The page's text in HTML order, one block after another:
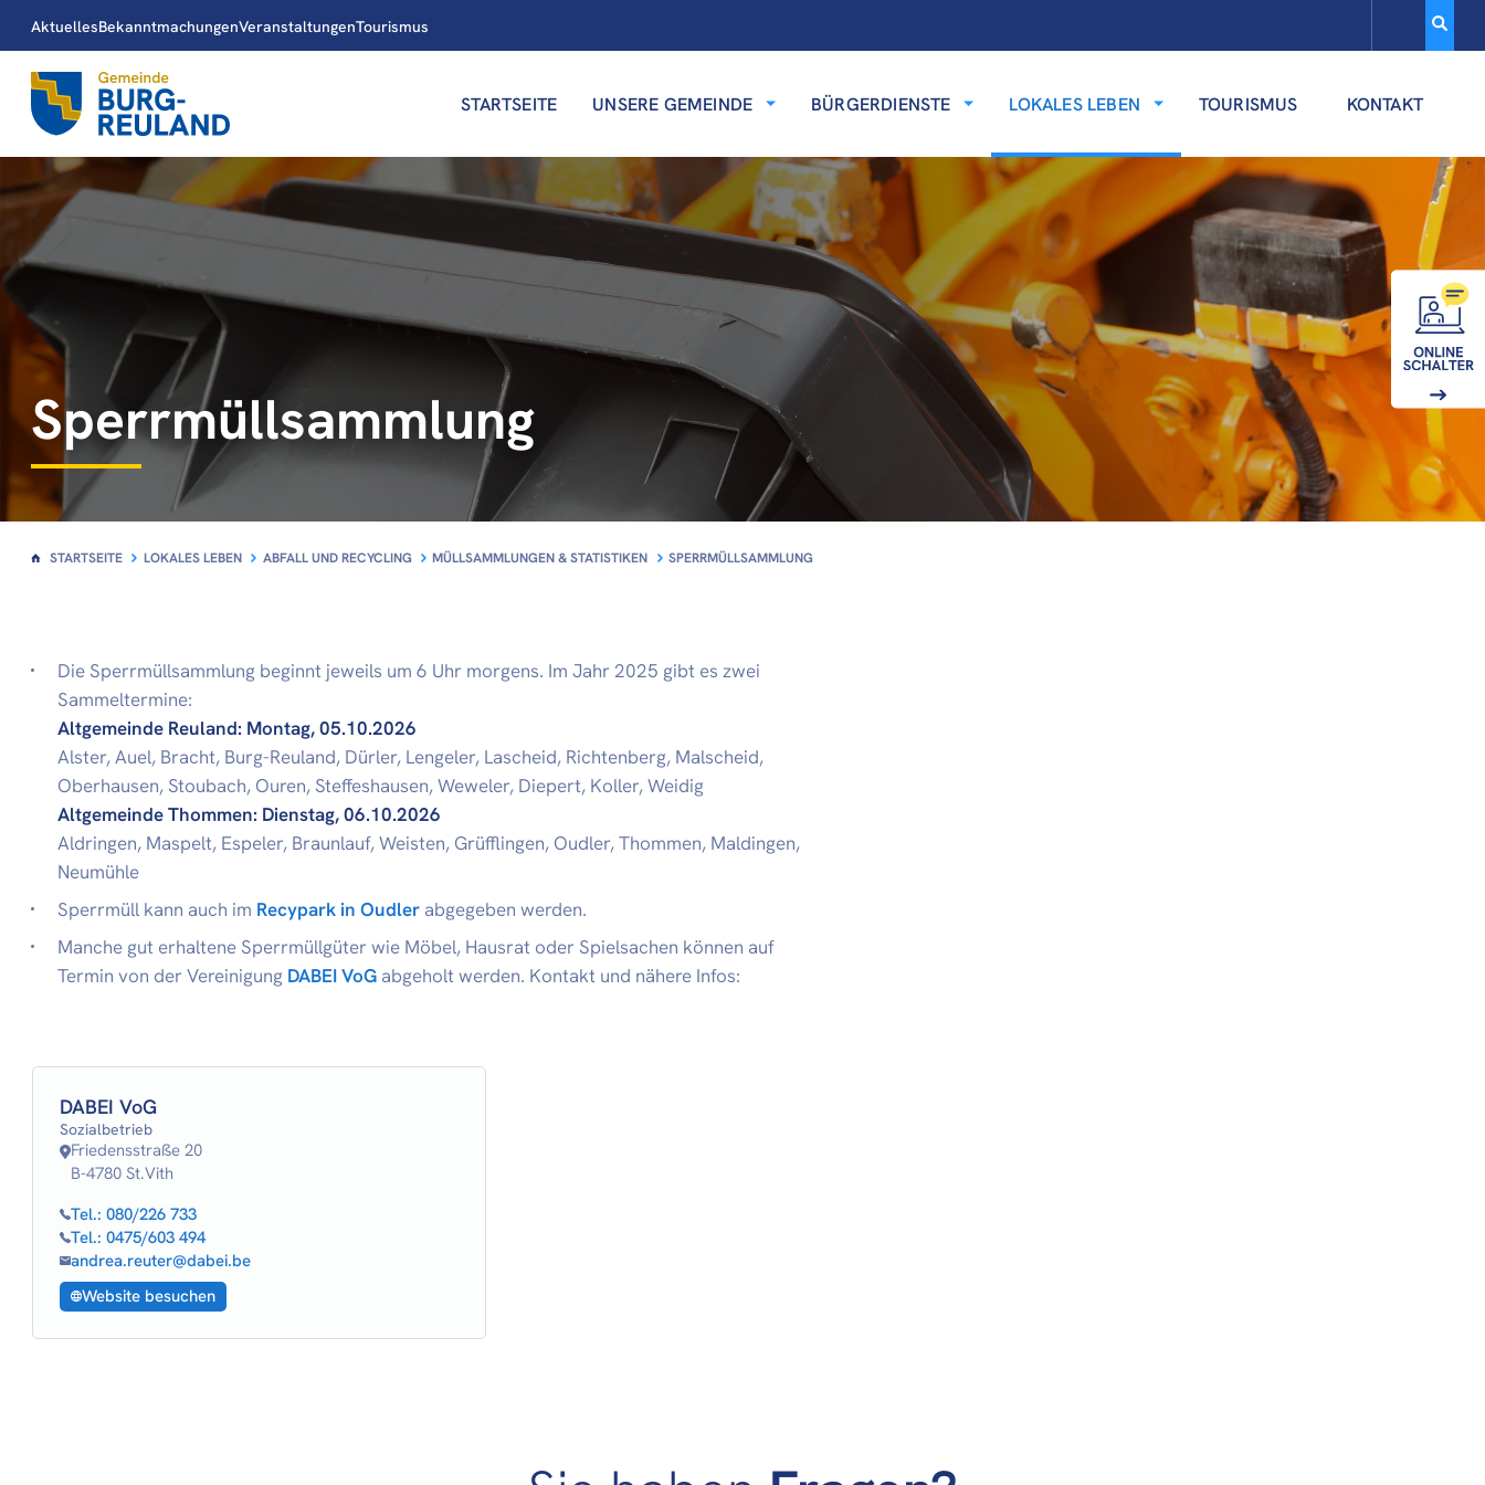
AktuellesBekanntmachungenVeranstaltungenTourismus
STARTSEITE UNSERE GEMEINDE BÜRGERDIENSTE LOKALES LEBEN TOURISMUS KONTAKT
Sperrmüllsammlung
STARTSEITE LOKALES LEBEN ABFALL UND RECYCLING MÜLLSAMMLUNGEN & STATISTIKEN SPERRMÜLLSAMMLUNG
Die Sperrmüllsammlung beginnt jeweils um 6 Uhr morgens. Im Jahr 2025 gibt es zwei
Sammeltermine:
Altgemeinde Reuland: Montag, 05.10.2026
Alster, Auel, Bracht, Burg-Reuland, Dürler, Lengeler, Lascheid, Richtenberg, Malscheid,
Oberhausen, Stoubach, Ouren, Steffeshausen, Weweler, Diepert, Koller, Weidig
Altgemeinde Thommen: Dienstag, 06.10.2026
Aldringen, Maspelt, Espeler, Braunlauf, Weisten, Grüfflingen, Oudler, Thommen, Maldingen,
Neumühle
Sperrmüll kann auch im Recypark in Oudler abgegeben werden.
Manche gut erhaltene Sperrmüllgüter wie Möbel, Hausrat oder Spielsachen können auf
Termin von der Vereinigung DABEI VoG abgeholt werden. Kontakt und nähere Infos:
DABEI VoG
Sozialbetrieb
Friedensstraße 20
B-4780 St.Vith
Tel.: 080/226 733
Tel.: 0475/603 494
andrea.reuter@dabei.be
Website besuchen